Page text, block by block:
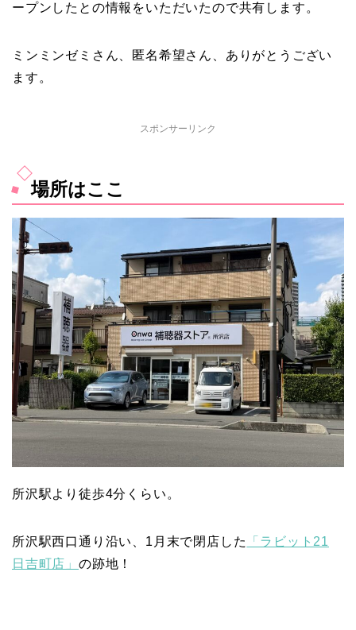
ープンしたとの情報をいただいたので共有します。
ミンミンゼミさん、匿名希望さん、ありがとうござい
ます。
スポンサーリンク
場所はここ
所沢駅より徒歩4分くらい。
所沢駅西口通り沿い、1月末で閉店した
「ラビット21
日吉町店」 の跡地！